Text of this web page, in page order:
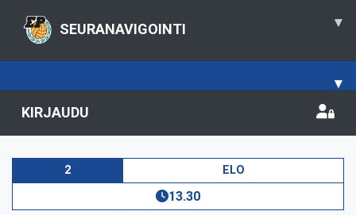
SEURANAVIGOINTI ▾
▾
KIRJAUDU
2 ELO
13.30